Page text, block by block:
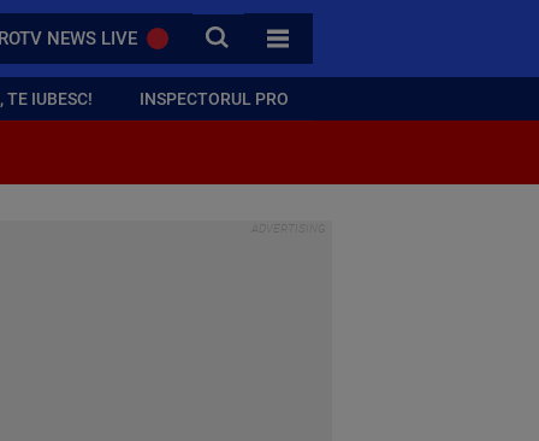
NEWS LIVE CAUTA
TOATE CATEGORIILE
TE IUBESC! INSPECTORUL PRO